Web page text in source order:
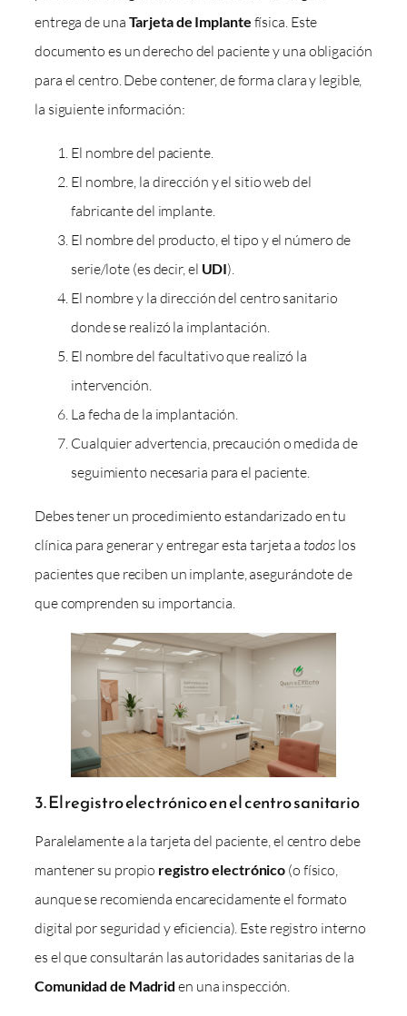
entrega de una Tarjeta de Implante física. Este
documento es un derecho del paciente y una obligación
para el centro. Debe contener, de forma clara y legible,
la siguiente información:
El nombre del paciente.
El nombre, la dirección y el sitio web del
fabricante del implante.
El nombre del producto, el tipo y el número de
serie/lote (es decir, el UDI).
El nombre y la dirección del centro sanitario
donde se realizó la implantación.
El nombre del facultativo que realizó la
intervención.
La fecha de la implantación.
Cualquier advertencia, precaución o medida de
seguimiento necesaria para el paciente.
Debes tener un procedimiento estandarizado en tu
clínica para generar y entregar esta tarjeta a todoslos
pacientes que reciben un implante, asegurándote de
que comprenden su importancia.
3. El registro electrónico en el centro sanitario
Paralelamente a la tarjeta del paciente, el centro debe
mantener su propio registro electrónico (o físico,
aunque se recomienda encarecidamente el formato
digital por seguridad y eficiencia). Este registro interno
es el que consultarán las autoridades sanitarias de la
Comunidad de Madrid en una inspección.